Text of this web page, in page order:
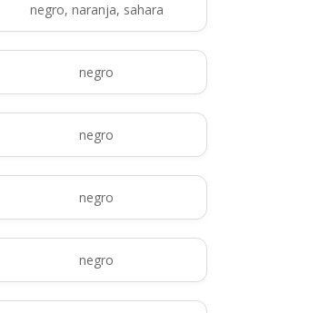
negro, naranja, sahara
negro
negro
negro
negro